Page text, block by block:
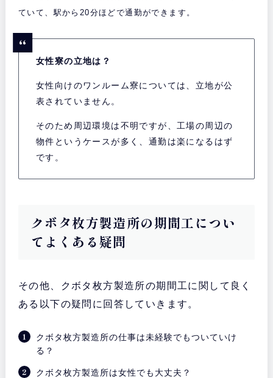
ていて、駅から20分ほどで通勤ができます。
女性寮の立地は？
女性向けのワンルーム寮については、立地が公
表されていません。
そのため周辺環境は不明ですが、工場の周辺の
物件というケースが多く、通勤は楽になるはず
です。
クボタ枚方製造所の期間工につい
てよくある疑問
その他、クボタ枚方製造所の期間工に関して良く
ある以下の疑問に回答していきます。
クボタ枚方製造所の仕事は未経験でもついていけ
る？
クボタ枚方製造所は女性でも大丈夫？